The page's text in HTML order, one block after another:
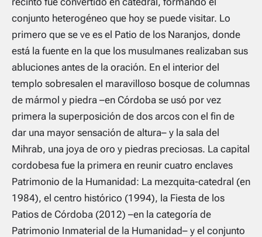
conjunto heterogéneo que hoy se puede visitar. Lo
primero que se ve es el Patio de los Naranjos, donde
está la fuente en la que los musulmanes realizaban sus
abluciones antes de la oración. En el interior del
templo sobresalen el maravilloso bosque de columnas
de mármol y piedra –en Córdoba se usó por vez
primera la superposición de dos arcos con el fin de
dar una mayor sensación de altura– y la sala del
Mihrab, una joya de oro y piedras preciosas. La capital
cordobesa fue la primera en reunir cuatro enclaves
Patrimonio de la Humanidad: La mezquita-catedral (en
1984), el centro histórico (1994), la Fiesta de los
Patios de Córdoba (2012) –en la categoría de
Patrimonio Inmaterial de la Humanidad– y el conjunto